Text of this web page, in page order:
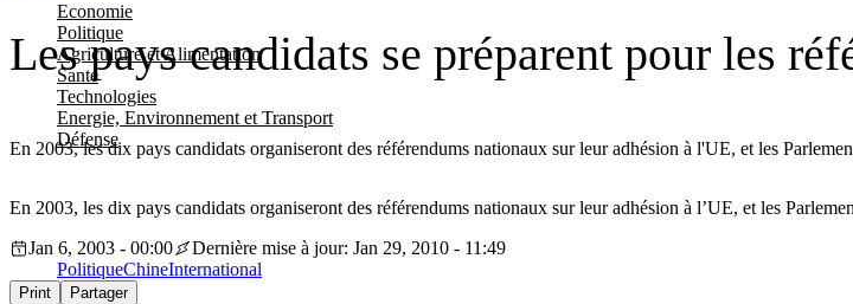
Economie
Politique
Agriculture et Alimentation
Santé
Technologies
Energie, Environnement et Transport
Défense
Les pays candidats se préparent pour les
En 2003, les dix pays candidats organiseront des référendums nationaux sur leur adhésion à l'UE, et les
En 2003, les dix pays candidats organiseront des référendums nationaux sur leur adhésion à l’UE, et les
Jan 6, 2003 - 00:00
Dernière mise à jour: Jan 29, 2010 - 11:49
PolitiqueChineInternational
Print Partager